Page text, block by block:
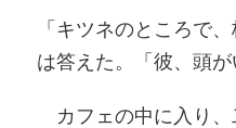
「キツネのところで
は答えた。「彼、頭が
カフェの中に入り、